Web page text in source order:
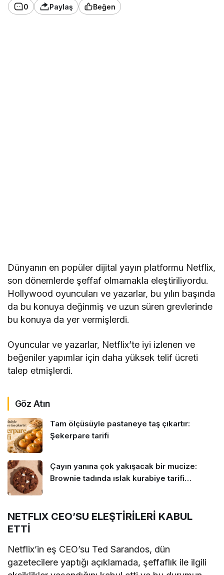
0 Paylaş Beğen
Dünyanın en popüler dijital yayın platformu Netflix,
son dönemlerde şeffaf olmamakla eleştiriliyordu.
Hollywood oyuncuları ve yazarlar, bu yılın başında
da bu konuya değinmiş ve uzun süren grevlerinde
bu konuya da yer vermişlerdi.
Oyuncular ve yazarlar, Netflix’te iyi izlenen ve
beğeniler yapımlar için daha yüksek telif ücreti
talep etmişlerdi.
Göz Atın
Tam ölçüsüyle pastaneye taş çıkartır:
Şekerpare tarifi
Çayın yanına çok yakışacak bir mucize:
Brownie tadında ıslak kurabiye tarifi…
NETFLIX CEO’SU ELEŞTİRİLERİ KABUL
ETTİ
Netflix’in eş CEO’su Ted Sarandos, dün
gazetecilere yaptığı açıklamada, şeffaflık ile ilgili